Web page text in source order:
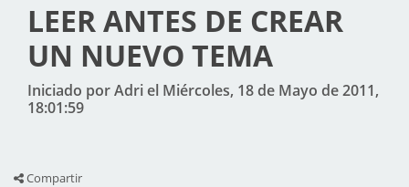
LEER ANTES DE CREAR
UN NUEVO TEMA
Iniciado por Adri el Miércoles, 18 de Mayo de 2011,
18:01:59
Compartir